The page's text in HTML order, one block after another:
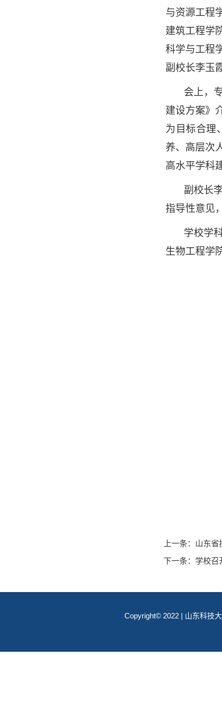
与资源工程
建筑工程学
科学与工程
副校长李玉
会上，
建设方案》
为目标合理
养、高层次
高水平学科
副校长
指导性意见
学校学
生物工程学
上一条： 山东省
下一条： 学校召
Copyright© 2022 | 山东科技